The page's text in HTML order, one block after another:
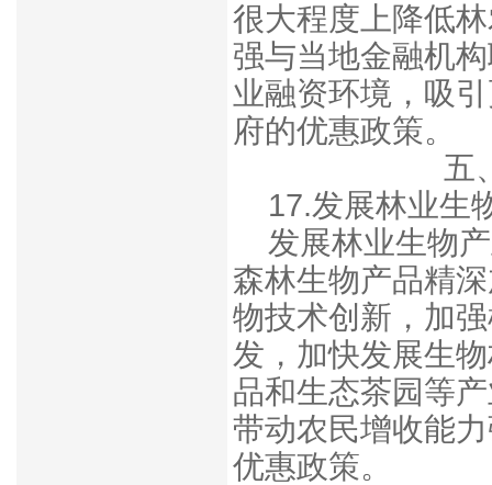
很大程度上降低
强与当地金融机
业融资环境，吸
府的优惠政策。
五
17.发展林业生
发展林业生物
森林生物产品精
物技术创新，加
发，加快发展生
品和生态茶园等
带动农民增收能
优惠政策。